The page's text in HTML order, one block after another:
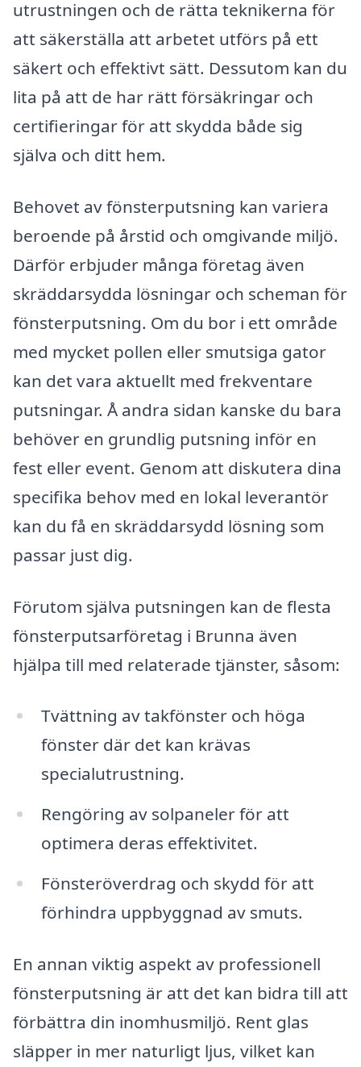
utrustningen och de rätta teknikerna för
att säkerställa att arbetet utförs på ett
säkert och effektivt sätt. Dessutom kan du
lita på att de har rätt försäkringar och
certifieringar för att skydda både sig
själva och ditt hem.
Behovet av fönsterputsning kan variera
beroende på årstid och omgivande miljö.
Därför erbjuder många företag även
skräddarsydda lösningar och scheman för
fönsterputsning. Om du bor i ett område
med mycket pollen eller smutsiga gator
kan det vara aktuellt med frekventare
putsningar. Å andra sidan kanske du bara
behöver en grundlig putsning inför en
fest eller event. Genom att diskutera dina
specifika behov med en lokal leverantör
kan du få en skräddarsydd lösning som
passar just dig.
Förutom själva putsningen kan de flesta
fönsterputsarföretag i Brunna även
hjälpa till med relaterade tjänster, såsom:
Tvättning av takfönster och höga
fönster där det kan krävas
specialutrustning.
Rengöring av solpaneler för att
optimera deras effektivitet.
Fönsteröverdrag och skydd för att
förhindra uppbyggnad av smuts.
En annan viktig aspekt av professionell
fönsterputsning är att det kan bidra till att
förbättra din inomhusmiljö. Rent glas
släpper in mer naturligt ljus, vilket kan